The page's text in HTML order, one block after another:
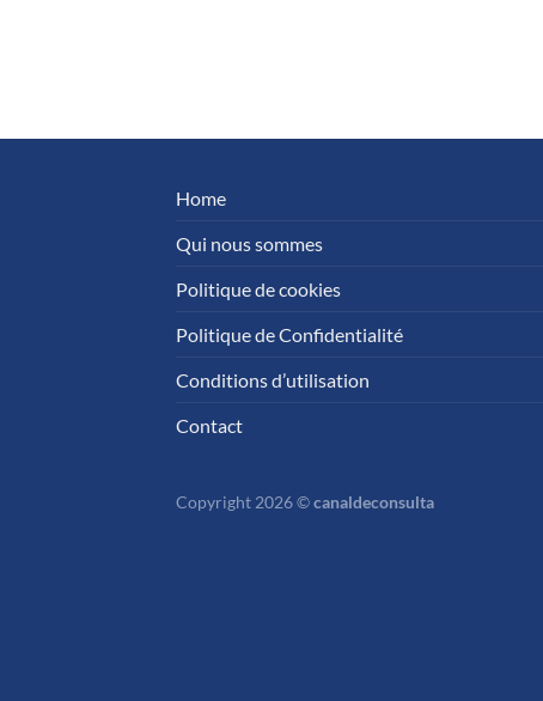
Home
Qui nous sommes
Politique de cookies
Politique de Confidentialité
Conditions d’utilisation
Contact
Copyright 2026 ©canaldeconsulta